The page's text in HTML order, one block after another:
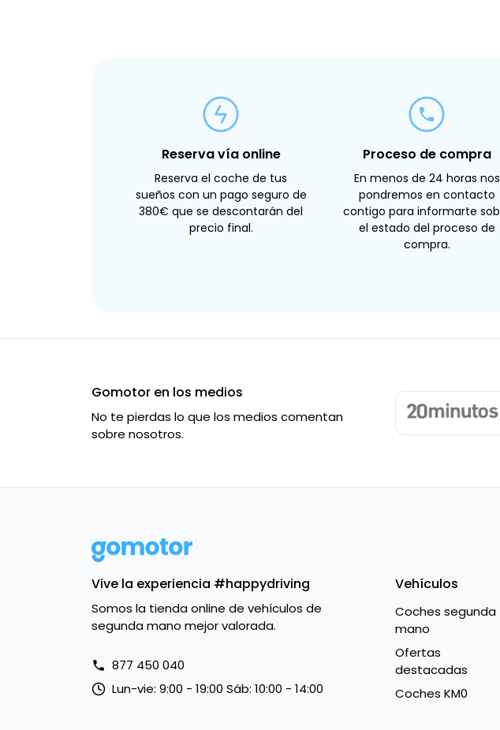
Reserva vía online
Reserva el coche de tus
sueños con un pago seguro de
380€ que se descontarán del
precio final.
Proceso de compra
En menos de 24 horas nos
pondremos en contacto
contigo para informarte
el estado del proceso de
compra.
Gomotor en los medios
No te pierdas lo que los medios comentan
sobre nosotros.
Vive la experiencia #happydriving
Somos la tienda online de vehículos de
segunda mano mejor valorada.
877 450 040
Lun-vie: 9:00 - 19:00 Sáb: 10:00 - 14:00
Vehículos
Coches segunda
mano
Ofertas
destacadas
Coches KM0